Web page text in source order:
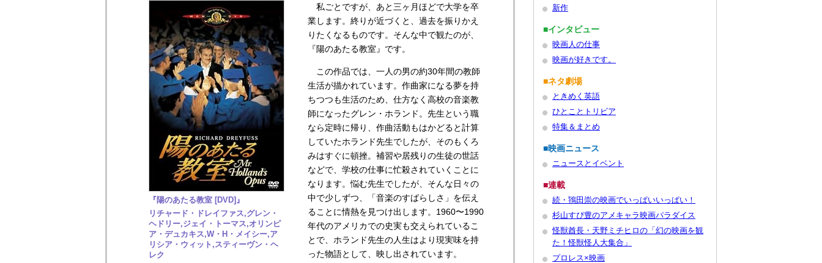
『陽のあたる教室 [DVD]』
リチャード・ドレイファス,グレン・
ヘドリー,ジェイ・トーマス,オリンピ
ア・デュカキス,W・H・メイシー,ア
リシア・ウィット,スティーヴン・ヘ
レク
私ごとですが、あと三ヶ月ほどで大学を卒
業します。終りが近づくと、過去を振りかえ
りたくなるものです。そんな中で観たのが、
『陽のあたる教室』です。
この作品では、一人の男の約30年間の教師
生活が描かれています。作曲家になる夢を持
ちつつも生活のため、仕方なく高校の音楽教
師になったグレン・ホランド。先生という職
なら定時に帰り、作曲活動もはかどると計算
していたホランド先生でしたが、そのもくろ
みはすぐに頓挫。補習や居残りの生徒の世話
などで、学校の仕事に忙殺されていくことに
なります。悩む先生でしたが、そんな日々の
中で少しずつ、「音楽のすばらしさ」を伝え
ることに情熱を見つけ出します。1960〜1990
年代のアメリカでの史実も交えられているこ
とで、ホランド先生の人生はより現実味を持
った物語として、映し出されています。
新作
■インタビュー
映画人の仕事
映画が好きです。
■ネタ劇場
ときめく英語
ひとことトリビア
特集＆まとめ
■映画ニュース
ニュースとイベント
■連載
続・鴇田崇の映画でいっぱいいっぱい！
杉山すぴ豊のアメキャラ映画パラダイス
怪獣酋長・天野ミチヒロの「幻の映画を観
た！怪獣怪人大集合」
プロレス×映画